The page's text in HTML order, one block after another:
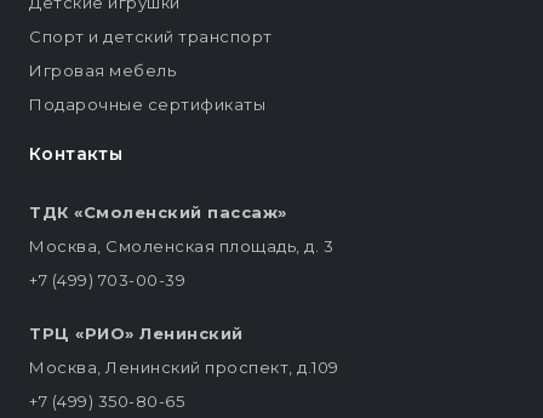
Контакты
ТДК «Смоленский пассаж»
Москва, Смоленская площадь, д. 3
+7 (499) 703-00-39
ТРЦ «РИО» Ленинский
Москва, Ленинский проспект, д.109
+7 (499) 350-80-65
Спорт и детский транспорт
Игровая мебель
Подарочные сертификаты